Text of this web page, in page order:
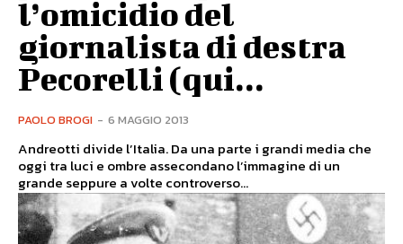
l’omicidio del
giornalista di destra
Pecorelli (qui...
PAOLO BROGI - 6 MAGGIO 2013
Andreotti divide l’Italia. Da una parte i grandi media che
oggi tra luci e ombre assecondano l’immagine di un
grande seppure a volte controverso...